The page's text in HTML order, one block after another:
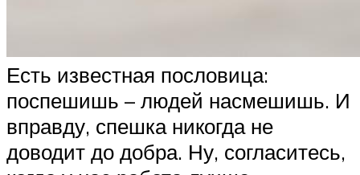
Есть известная пословица:
поспешишь – людей насмешишь. И
вправду, спешка никогда не
доводит до добра. Ну, согласитесь,